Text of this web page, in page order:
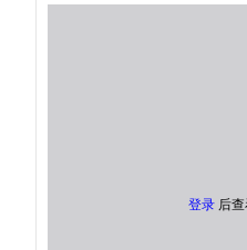
登录 后